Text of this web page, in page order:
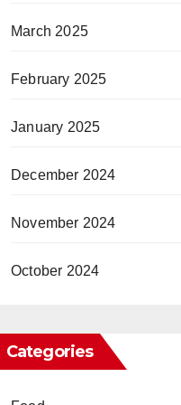
March 2025
February 2025
January 2025
December 2024
November 2024
October 2024
Categories